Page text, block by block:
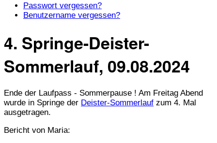
Passwort vergessen?
Benutzername vergessen?
4. Springe-Deister-
Sommerlauf, 09.08.2024
Ende der Laufpass - Sommerpause ! Am Freitag Abend
wurde in Springe der Deister-Sommerlauf zum 4. Mal
ausgetragen.
Bericht von Maria: